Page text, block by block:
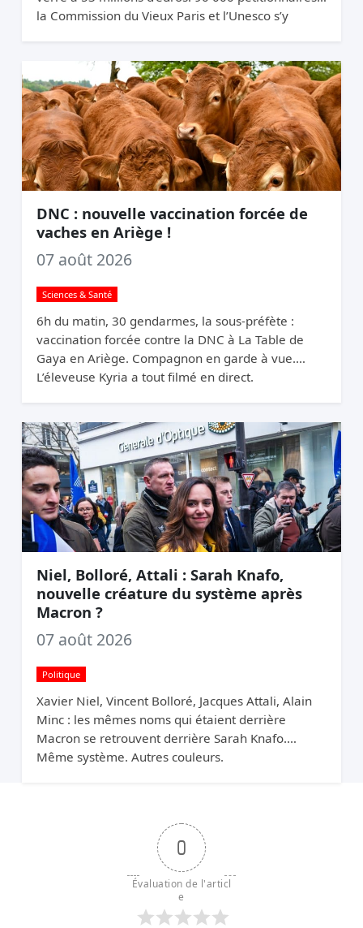
la Commission du Vieux Paris et l’Unesco s’y
DNC : nouvelle vaccination forcée de
vaches en Ariège !
07 août 2026
Sciences & Santé
6h du matin, 30 gendarmes, la sous-préfète :
vaccination forcée contre la DNC à La Table de
Gaya en Ariège. Compagnon en garde à vue.
L’éleveuse Kyria a tout filmé en direct.
Niel, Bolloré, Attali : Sarah Knafo,
nouvelle créature du système après
Macron ?
07 août 2026
Politique
Xavier Niel, Vincent Bolloré, Jacques Attali, Alain
Minc : les mêmes noms qui étaient derrière
Macron se retrouvent derrière Sarah Knafo.
Même système. Autres couleurs.
0
Évaluation de l'articl
e